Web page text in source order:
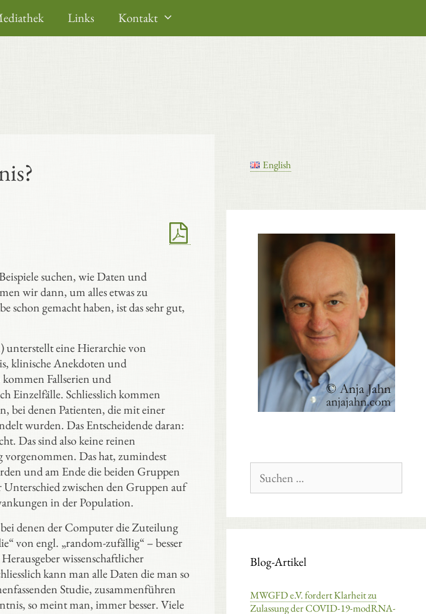
Links Kontakt
suchen, wie Daten und
wir dann, um alles etwas zu
schon gemacht haben, ist das sehr gut,
unterstellt eine Hierarchie von
klinische Anekdoten und
Fallserien und
Einzelfälle. Schliesslich kommen
bei denen Patienten, die mit einer
wurden. Das Entscheidende daran:
Das sind also keine reinen
Das hat, zumindest
und am Ende die beiden Gruppen
Unterschied zwischen den Gruppen auf
in der Population.
bei denen der Computer die Zuteilung
von engl. „random-zufällig“ – besser
wissenschaftlicher
kann man alle Daten die man so
Studie, zusammenführen
so meint man, immer besser. Viele
English
nach:
Blog-Artikel
MWGFD e.V. fordert Klarheit zu
Zulassung der COVID-19-modRNA-